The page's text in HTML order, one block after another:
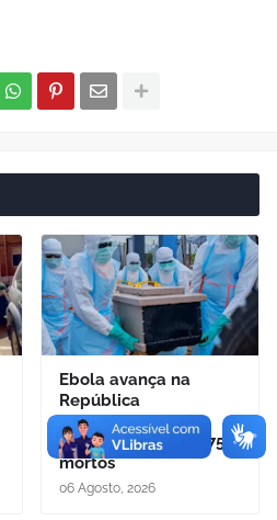
Ebola avança na
República
Democrática do
Congo e já deixa 1.751
mortos
06 Agosto, 2026